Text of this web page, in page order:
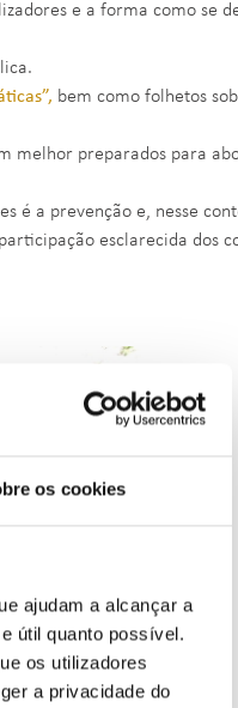
os cookies
ajudam a alcançar a
útil quanto possível.
os utilizadores
a privacidade do
e a forma como se
bem como folhetos
melhor preparados para
é a prevenção e, nesse
esclarecida dos